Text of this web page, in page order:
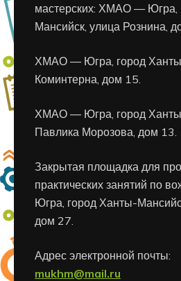
мастерских: ХМАО — Югра,
Мансийск, улица Рознина,
ХМАО — Югра, город
Коминтерна, дом 15.
ХМАО — Югра, город
Павлика Морозова, дом 13.
Закрытая площадка для
практических занятий по
Югра, город Ханты-
дом 27.
Адрес электронной почты:
mukhm@mail.ru